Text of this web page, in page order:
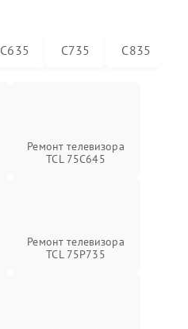
C635 C735 C835
Ремонт телевизора
TCL 75C645
Ремонт телевизора
TCL 75P735